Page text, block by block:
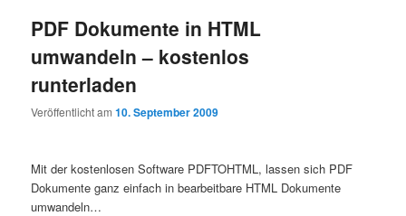
PDF Dokumente in HTML
umwandeln – kostenlos
runterladen
Veröffentlicht am10. September 2009
Mit der kostenlosen Software PDFTOHTML, lassen sich PDF
Dokumente ganz einfach in bearbeitbare HTML Dokumente
umwandeln…